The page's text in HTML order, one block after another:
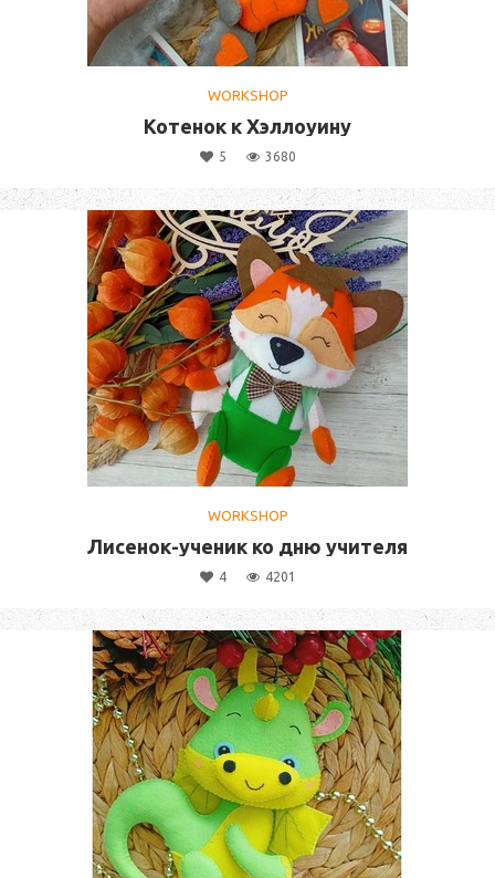
WORKSHOP
Котенок к Хэллоуину
5 3680
WORKSHOP
Лисенок-ученик ко дню учителя
4 4201